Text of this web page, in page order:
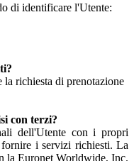
di identificare l'Utente:
richiesta di prenotazione
con terzi?
dell'Utente con i propri
fornire i servizi richiesti. La
la Euronet Worldwide, Inc.